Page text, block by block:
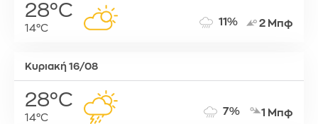
28°C
14°C
11% 2 Μπφ
Κυριακή 16/08
28°C
14°C
7% 1 Μπφ